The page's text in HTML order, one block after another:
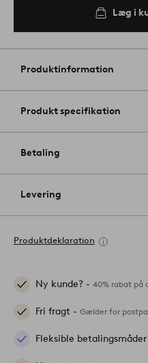
Læg i
Produktinformation
Produkt specifikation
Betaling
Levering
Produktdeklaration
Ny kunde? - 40% rabat på
Fri fragt - Gælder for
Fleksible